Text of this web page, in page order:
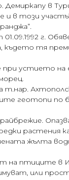
в
в този
г.
тя
при устието
геотопи по
растения
жълта
птиците в
или